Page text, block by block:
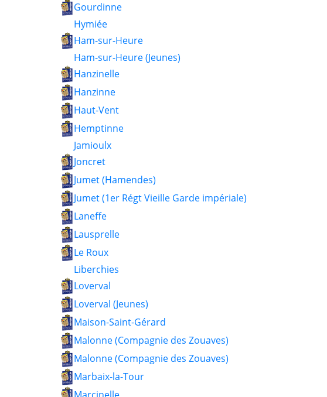
Gourdinne
Hymiée
Ham-sur-Heure
Ham-sur-Heure (Jeunes)
Hanzinelle
Hanzinne
Haut-Vent
Hemptinne
Jamioulx
Joncret
Jumet (Hamendes)
Jumet (1er Régt Vieille Garde impériale)
Laneffe
Lausprelle
Le Roux
Liberchies
Loverval
Loverval (Jeunes)
Maison-Saint-Gérard
Malonne (Compagnie des Zouaves)
Malonne (Compagnie des Zouaves)
Marbaix-la-Tour